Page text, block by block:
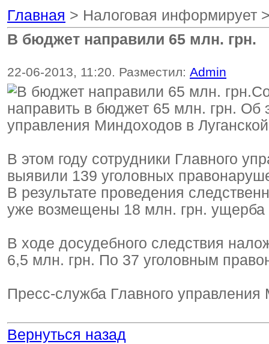
Главная > Налоговая информирует
В бюджет направили 65 млн. грн.
22-06-2013, 11:20. Разместил: Admin
направить в бюджет 65 млн. грн. Об
управления Миндоходов в
В этом году сотрудники Главного
выявили 139 уголовных
В результате проведения
уже возмещены 18 млн. грн.
В ходе досудебного следствия
6,5 млн. грн. По 37 уголовным
Пресс-служба Главного
Вернуться назад